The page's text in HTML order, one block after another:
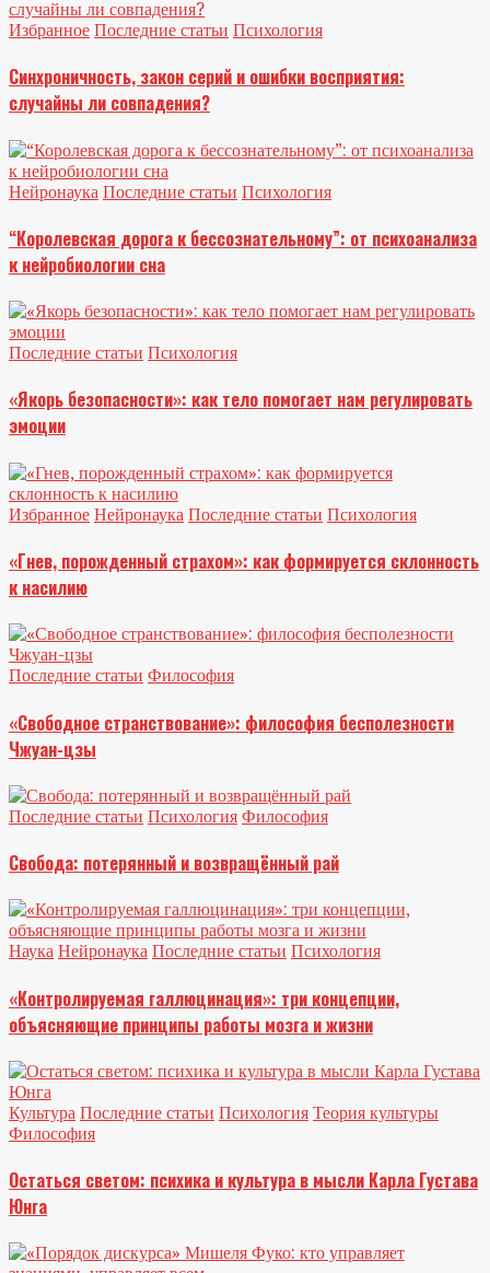
Избранное Последние статьи Психология
Синхроничность, закон серий и ошибки восприятия:
случайны ли совпадения?
Нейронаука Последние статьи Психология
“Королевская дорога к бессознательному”: от психоанализа
к нейробиологии сна
Последние статьи Психология
«Якорь безопасности»: как тело помогает нам регулировать
эмоции
Избранное Нейронаука Последние статьи Психология
«Гнев, порожденный страхом»: как формируется склонность
к насилию
Последние статьи Философия
«Свободное странствование»: философия бесполезности
Чжуан-цзы
Последние статьи Психология Философия
Свобода: потерянный и возвращённый рай
Наука Нейронаука Последние статьи Психология
«Контролируемая галлюцинация»: три концепции,
объясняющие принципы работы мозга и жизни
Культура Последние статьи Психология Теория культуры
Философия
Остаться светом: психика и культура в мысли Карла Густава
Юнга